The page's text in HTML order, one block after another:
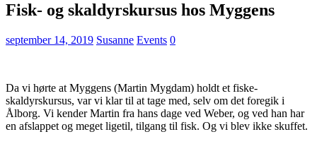
Fisk- og skaldyrskursus hos Myggens
september 14, 2019 Susanne Events 0
Da vi hørte at Myggens (Martin Mygdam) holdt et fiske-
skaldyrskursus, var vi klar til at tage med, selv om det foregik i
Ålborg. Vi kender Martin fra hans dage ved Weber, og ved han har
en afslappet og meget ligetil, tilgang til fisk. Og vi blev ikke skuffet.